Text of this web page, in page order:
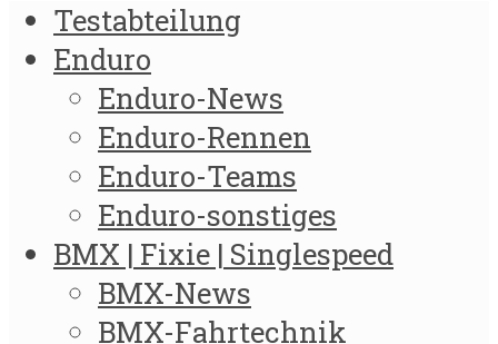
Testabteilung
Enduro
Enduro-News
Enduro-Rennen
Enduro-Teams
Enduro-sonstiges
BMX | Fixie | Singlespeed
BMX-News
BMX-Fahrtechnik